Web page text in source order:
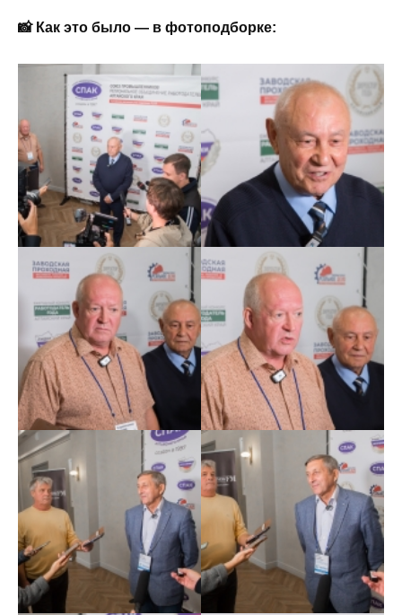
📸 Как это было — в фотоподборке: